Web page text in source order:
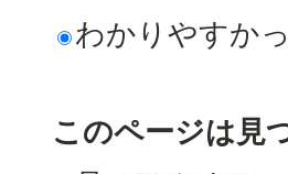
わかりやすか
このページは見